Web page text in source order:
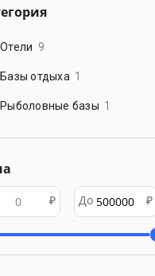
Отели 9
Базы отдыха 1
Рыболовные базы 1
₽ До ₽